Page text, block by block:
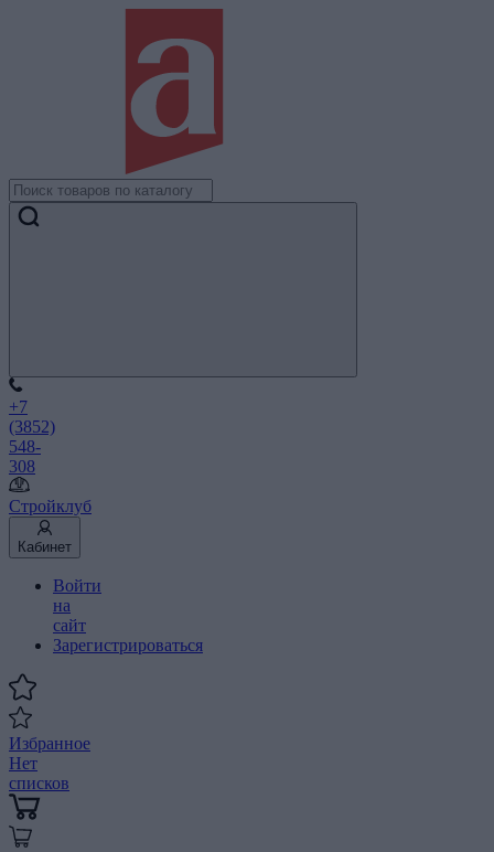
+7
(3852)
548-
308
Стройклуб
Кабинет
Войти
на
сайт
Зарегистрироваться
Избранное
Нет
списков